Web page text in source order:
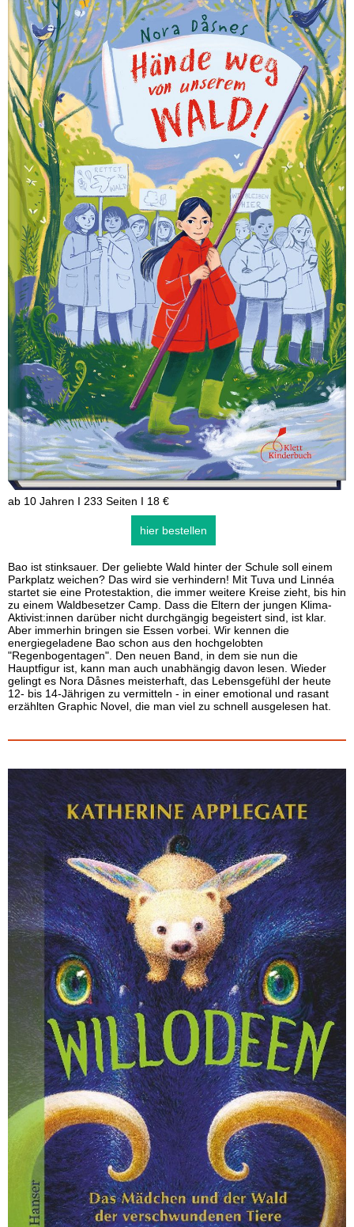
ab 10 Jahren I 233 Seiten I 18 €
hier bestellen
Bao ist stinksauer. Der geliebte Wald hinter der Schule soll einem
Parkplatz weichen? Das wird sie verhindern! Mit Tuva und Linnéa
startet sie eine Protestaktion, die immer weitere Kreise zieht, bis hin
zu einem Waldbesetzer Camp. Dass die Eltern der jungen Klima-
Aktivist:innen darüber nicht durchgängig begeistert sind, ist klar.
Aber immerhin bringen sie Essen vorbei. Wir kennen die
energiegeladene Bao schon aus den hochgelobten
"Regenbogentagen". Den neuen Band, in dem sie nun die
Hauptfigur ist, kann man auch unabhängig davon lesen. Wieder
gelingt es Nora Dåsnes meisterhaft, das Lebensgefühl der heute
12- bis 14-Jährigen zu vermitteln - in einer emotional und rasant
erzählten Graphic Novel, die man viel zu schnell ausgelesen hat.